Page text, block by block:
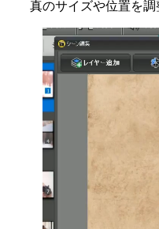
真のサイズや位置を調